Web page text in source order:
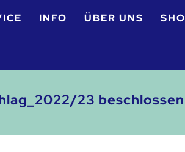
INFO ÜBER UNS
23